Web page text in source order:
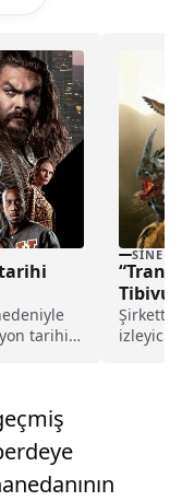
tarihi
tarihi
izleyici